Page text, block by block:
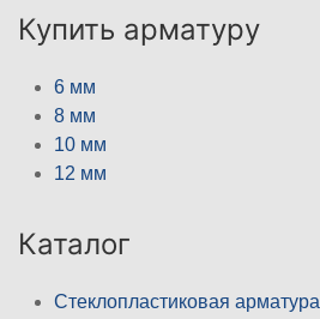
Купить арматуру
6 мм
8 мм
10 мм
12 мм
Каталог
Стеклопластиковая арматура